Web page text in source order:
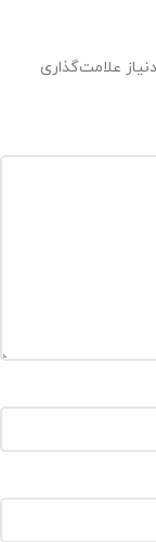
علامت‌گذاری